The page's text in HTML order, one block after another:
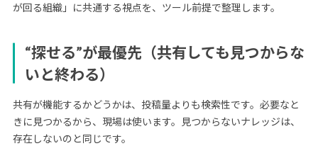
が回る組織」に共通する視点を、ツール前提で整理します。
“探せる”が最優先（共有しても見つからな
いと終わる）
共有が機能するかどうかは、投稿量よりも検索性です。必要なと
きに見つかるから、現場は使います。見つからないナレッジは、
存在しないのと同じです。